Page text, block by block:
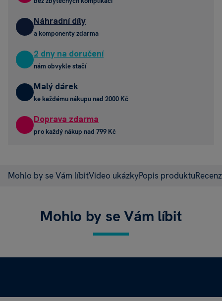
Náhradní díly
a komponenty zdarma
2 dny na doručení
nám obvykle stačí
Malý dárek
ke každému nákupu nad 2000 Kč
Doprava zdarma
pro každý nákup nad 799 Kč
Mohlo by se Vám líbitVideo ukázkyPopis produktu
Mohlo by se Vám líbit